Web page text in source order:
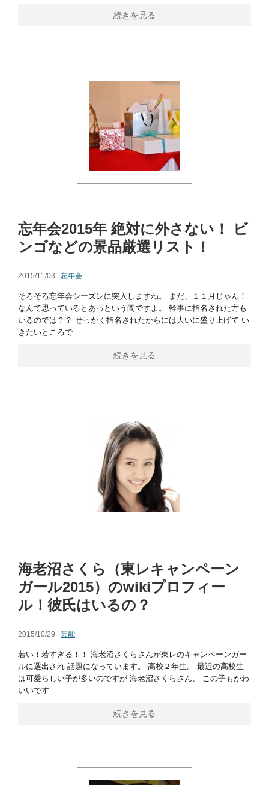
続きを見る
忘年会2015年 絶対に外さない！ ビ
ンゴなどの景品厳選リスト！
2015/11/03 | 忘年会
そろそろ忘年会シーズンに突入しますね。 まだ、１１月じゃん！
なんて思っているとあっという間ですよ。 幹事に指名された方も
いるのでは？？ せっかく指名されたからには大いに盛り上げて い
きたいところで
続きを見る
海老沼さくら（東レキャンペーン
ガール2015）のwikiプロフィー
ル！彼氏はいるの？
2015/10/29 | 芸能
若い！若すぎる！！ 海老沼さくらさんが東レのキャンペーンガー
ルに選出され 話題になっています。 高校２年生。 最近の高校生
は可愛らしい子が多いのですが 海老沼さくらさん、 この子もかわ
いいです
続きを見る